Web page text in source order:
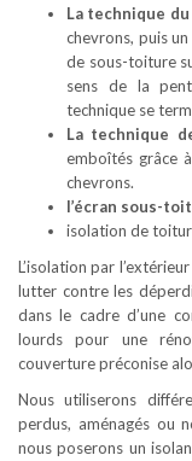
La technique
chevrons, puis
de sous-toiture
sens de la
technique se
La technique
emboîtés grâce
chevrons.
l’écran sous-
isolation de
L’isolation par
lutter contre les
dans le cadre d’une
lourds pour une
couverture préconise
Nous utiliserons
perdus, aménagés ou
nous poserons un